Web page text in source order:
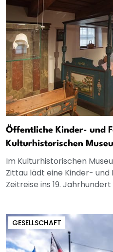
Öffentliche Kinder- und
Kulturhistorischen
Im Kulturhistorischen
Zittau lädt eine Kinder- und
Zeitreise ins 19. Jahrhundert
GESELLSCHAFT